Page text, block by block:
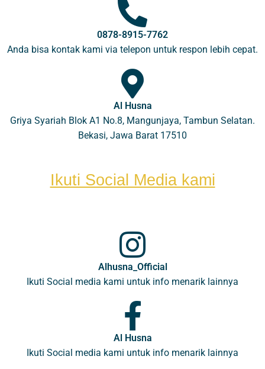
0878-8915-7762
Anda bisa kontak kami via telepon untuk respon lebih cepat.
Al Husna
Griya Syariah Blok A1 No.8, Mangunjaya, Tambun Selatan.
Bekasi, Jawa Barat 17510
Ikuti Social Media kami
Alhusna_Official
Ikuti Social media kami untuk info menarik lainnya
Al Husna
Ikuti Social media kami untuk info menarik lainnya